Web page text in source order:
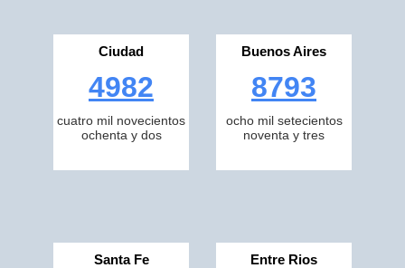
Ciudad
4982
cuatro mil novecientos
ochenta y dos
Buenos Aires
8793
ocho mil setecientos
noventa y tres
Santa Fe Entre Rios